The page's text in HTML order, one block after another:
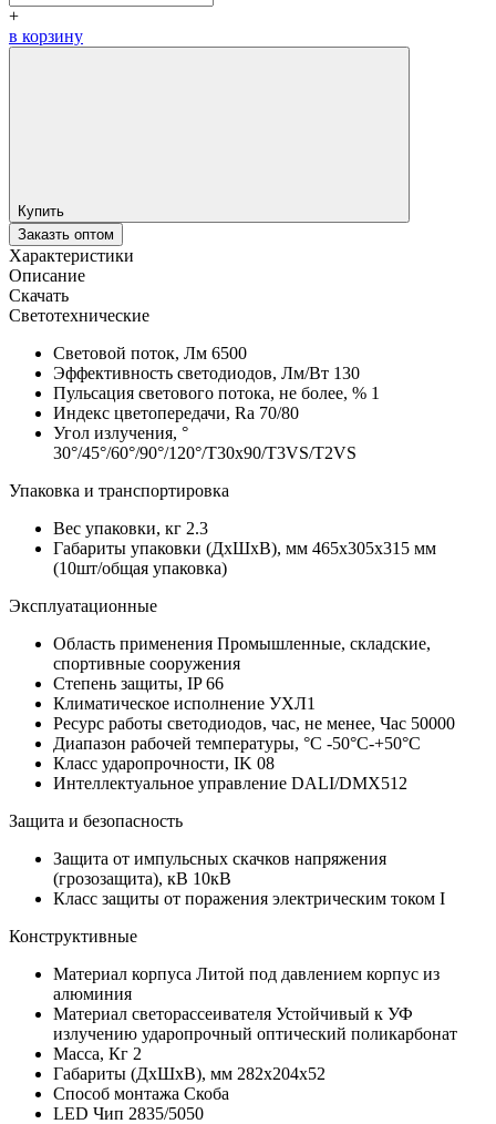
+
в корзину
Купить
Заказть оптом
Характеристики
Описание
Скачать
Светотехнические
Световой поток, Лм 6500
Эффективность светодиодов, Лм/Вт 130
Пульсация светового потока, не более, % 1
Индекс цветопередачи, Ra 70/80
Угол излучения, °
30°/45°/60°/90°/120°/T30x90/T3VS/T2VS
Упаковка и транспортировка
Вес упаковки, кг 2.3
Габариты упаковки (ДхШхВ), мм 465x305x315 мм
(10шт/общая упаковка)
Эксплуатационные
Область применения Промышленные, складские,
спортивные сооружения
Степень защиты, IP66
Климатическое исполнение УХЛ1
Ресурс работы светодиодов, час, не менее, Час 50000
Диапазон рабочей температуры, °С -50°C-+50°C
Класс ударопрочности, IK 08
Интеллектуальное управление DALI/DMX512
Защита и безопасность
Защита от импульсных скачков напряжения
(грозозащита), кВ 10кВ
Класс защиты от поражения электрическим током I
Конструктивные
Материал корпуса Литой под давлением корпус из
алюминия
Материал светорассеивателя Устойчивый к УФ
излучению ударопрочный оптический поликарбонат
Масса, Кг 2
Габариты (ДхШхВ), мм 282x204x52
Способ монтажа Скоба
LED Чип 2835/5050